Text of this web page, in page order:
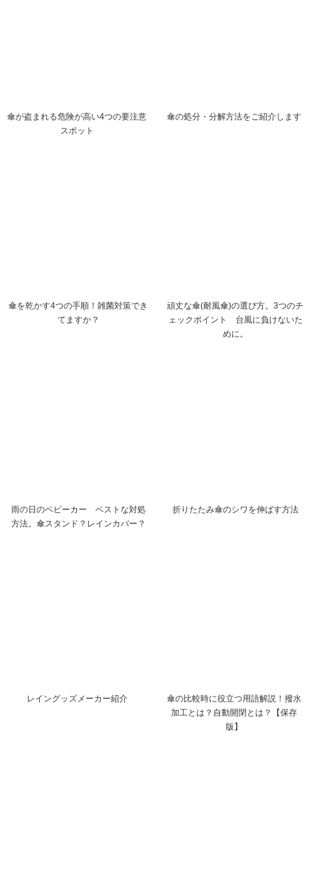
傘が盗まれる危険が高い4つの要注意
スポット
傘の処分・分解方法をご紹介します
傘を乾かす4つの手順！雑菌対策でき
てますか？
頑丈な傘(耐風傘)の選び方。3つのチ
ェックポイント 台風に負けないた
めに。
雨の日のベビーカー ベストな対処
方法。傘スタンド？レインカバー？
折りたたみ傘のシワを伸ばす方法
レイングッズメーカー紹介
傘の比較時に役立つ用語解説！撥水
加工とは？自動開閉とは？【保存
版】